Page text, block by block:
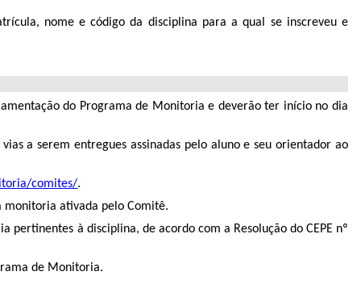
nome e código da disciplina para a qual se inscreveu e
do Programa de Monitoria e deverão ter início no dia
a serem entregues assinadas pelo aluno e seu orientador ao
comites/.
monitoria ativada pelo Comitê.
à disciplina, de acordo com a Resolução do CEPE nº
de Monitoria.